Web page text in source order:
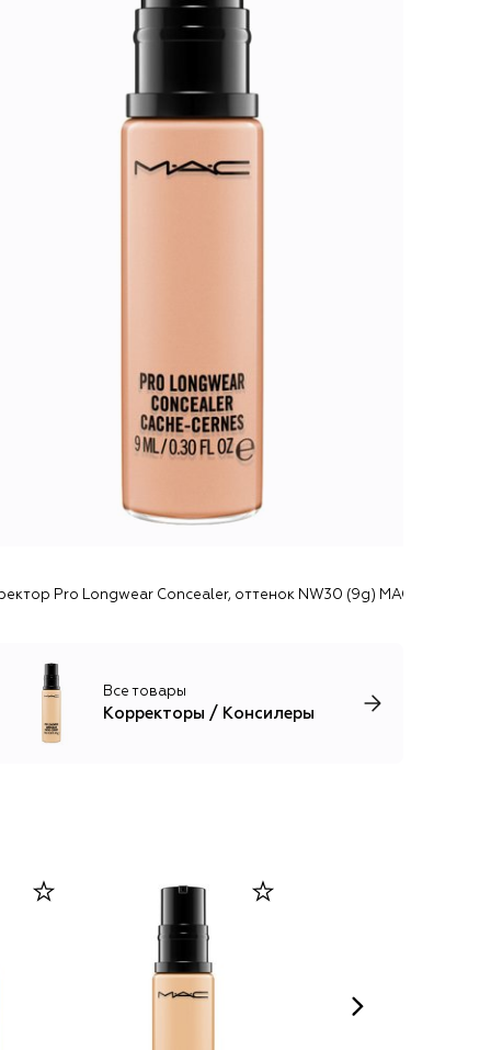
Pro Longwear Concealer, оттенок NW30 (9g) MAC
Все товары
Корректоры / Консилеры